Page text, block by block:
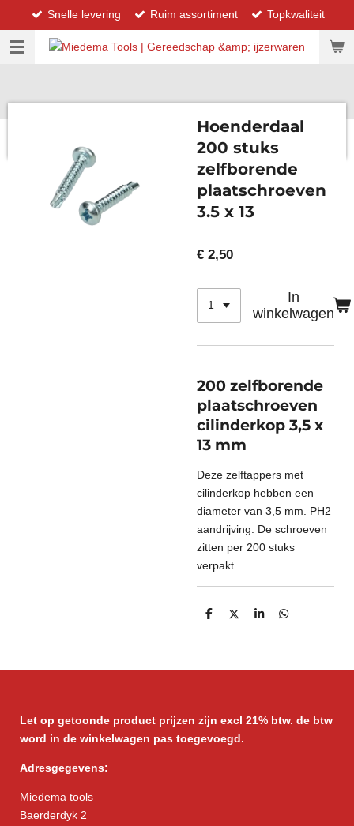
direct
naar
Snelle levering Ruim assortiment Topkwaliteit
Hoenderdaal
200 stuks
zelfborende
plaatschroeven
3.5 x 13
€ 2,50
In
winkelwagen
200 zelfborende
plaatschroeven
cilinderkop 3,5 x
13 mm
Deze zelftappers met
cilinderkop hebben een
diameter van 3,5 mm. PH2
aandrijving. De schroeven
zitten per 200 stuks
verpakt.
D
D
S
D
Let op getoonde product prijzen zijn excl 21% btw. de btw
word in de winkelwagen pas toegevoegd.
Adresgegevens:
Miedema tools
Baerderdyk 2